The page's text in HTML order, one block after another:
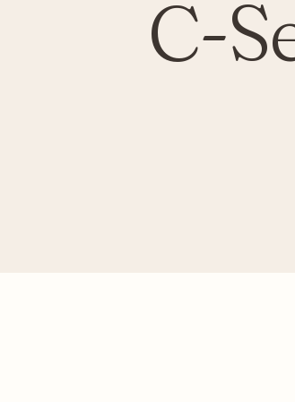
C-